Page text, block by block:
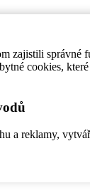
zajistili
cookies,
a reklamy,